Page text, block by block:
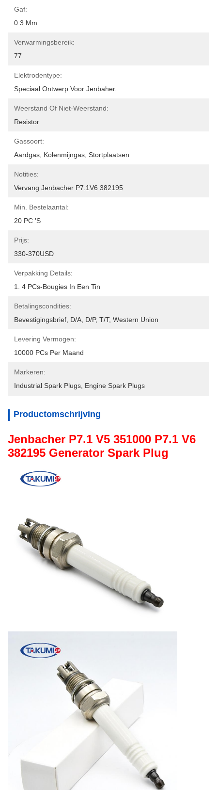
Gaf:
0.3 Mm
Verwarmingsbereik:
77
Elektrodentype:
Speciaal Ontwerp Voor Jenbaher.
Weerstand Of Niet-Weerstand:
Resistor
Gassoort:
Aardgas, Kolenmijngas, Stortplaatsen
Notities:
Vervang Jenbacher P7.1V6 382195
Min. Bestelaantal:
20 PC 's
Prijs:
330-370USD
Verpakking Details:
1. 4 PCs-Bougies In Een Tin
Betalingscondities:
Bevestigingsbrief, D/A, D/P, T/T, Western Union
Levering Vermogen:
10000 PCs Per Maand
Markeren:
Industrial Spark Plugs Engine Spark Plugs
Productomschrijving
Jenbacher P7.1 V5 351000 P7.1 V6
382195 Generator Spark Plug